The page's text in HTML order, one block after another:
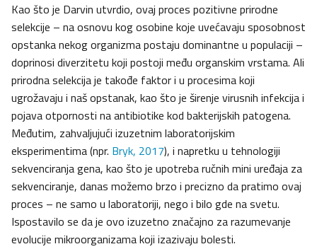
Kao što je Darvin utvrdio, ovaj proces pozitivne prirodne
selekcije – na osnovu kog osobine koje uvećavaju sposobnost
opstanka nekog organizma postaju dominantne u populaciji –
doprinosi diverzitetu koji postoji među organskim vrstama. Ali
prirodna selekcija je takođe faktor i u procesima koji
ugrožavaju i naš opstanak, kao što je širenje virusnih infekcija i
pojava otpornosti na antibiotike kod bakterijskih patogena.
Međutim, zahvaljujući izuzetnim laboratorijskim
eksperimentima (npr. Bryk, 2017), i napretku u tehnologiji
sekvenciranja gena, kao što je upotreba ručnih mini uređaja za
sekvenciranje, danas možemo brzo i precizno da pratimo ovaj
proces – ne samo u laboratoriji, nego i bilo gde na svetu.
Ispostavilo se da je ovo izuzetno značajno za razumevanje
evolucije mikroorganizama koji izazivaju bolesti.